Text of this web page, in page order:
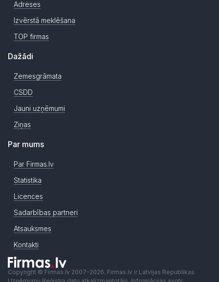
Adreses
Izvērstā meklēšana
TOP firmas
Dažādi
Zemesgrāmata
CSDD
Jauni uzņēmumi
Ziņas
Par mums
Par Firmas.lv
Statistika
Licences
Sadarbības partneri
Atsauksmes
Kontakti
Copyright © Firmas.lv 2007-2026. Firmas.lv ir Latvijas Republikas